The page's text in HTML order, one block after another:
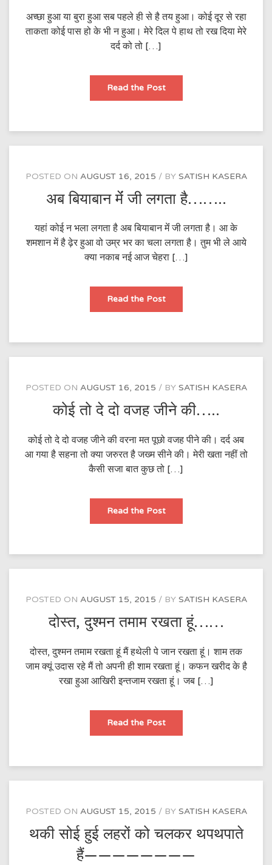
अच्छा हुआ या बुरा हुआ सब पहले ही से है तय हुआ। कोई दूर से रहा
ताकता कोई पास हो के भी न हुआ। मेरे दिल पे हाथ तो रख दिया मेरे
दर्द को तो […]
Read the Postमेरे
को
छुआ……..
POSTED ON AUGUST 16, 2015 BY SATISH KASERA
अब बियाबान मेंं जी लगता है……..
यहां कोई न भला लगता है अब बियाबान मेंं जी लगता है। आ के
शमशान में है ढ़ेर हुआ वो उम्र भर का चला लगता है। तुम भी ले आये
क्या नकाब नई आज चेहरा […]
Read the Postअब
मेंं
है……..
POSTED ON AUGUST 16, 2015 BY SATISH KASERA
कोई तो दे दो वजह जीने की…..
कोई तो दे दो वजह जीने की वरना मत पूछो वजह पीने की। दर्द अब
आ गया है सहना तो क्या जरुरत है जख्म सीने की। मेरी खता नहीं तो
कैसी सजा बात कुछ तो […]
Read the Postकोई
दे
जीने
POSTED ON AUGUST 15, 2015 BY SATISH KASERA
दोस्त, दुश्मन तमाम रखता हूं……
दोस्त, दुश्मन तमाम रखता हूं मैं हथेली पे जान रखता हूं। शाम तक
जाम क्यूं उदास रहे मैं तो अपनी ही शाम रखता हूं। कफन खरीद के है
रखा हुआ आखिरी इन्तजाम रखता हूं। जब […]
Read the Postदोस्त,
तमाम
POSTED ON AUGUST 15, 2015 BY SATISH KASERA
थकी सोई हुई लहरों को चलकर थपथपाते
हैं————————